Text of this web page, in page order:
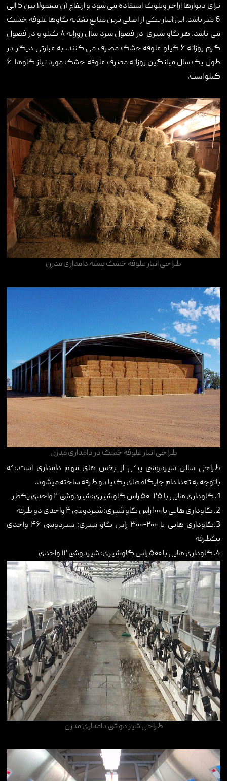
برای دیوارها ازاجر وبلوک استفاده می شود و ارتفاع آن معمولا بین 5 الی
6 متر باشد. این انبار یکی از اصلی ترین منابع تغذیه گاوها علوفه خشک
می باشد. هر گاو شیری در فصول سرد سال روزانه ۸ کیلو و در فصول
گرم روزانه ۶ کیلو علوفه خشک مصرف می کنند. به عبارتی دیگر در
طول یک سال میانگین روزانه مصرف علوفه خشک مورد نیاز گاوها ۶
کیلو است.
طراحی انبار علوفه خشک بسته دامداری مدرن
طراحی انبار علوفه خشک در دامداری مدرن
طراحی سالن شیردوشی یکی از بخش های مهم دامداری است.که
باتوجه به تعدا دام جایگاه های یک یا دو طرفه ساخته میشود.
1. گاوداری هایی با ۲۵-۵۰ راس گاو شیری: شیردوشی ۴ واحدی یکطر
2. گاوداری هایی با ۱۰۰ راس گاو شیری: شیردوشی ۴ واحدی دو طرفه
3.گاوداری هایی با ۲۰۰-۳۰۰ راس گاو شیری: شیردوشی ۴۶ واحدی
یکطرفه
4. گاوداری هایی با ۵۰۰ راس گاو شیری: شیردوشی ۱۲ واحدی
طراحی شیر دوشی دامداری مدرن